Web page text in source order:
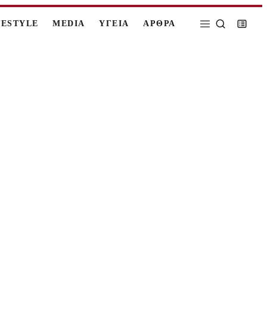
MEDIA ΥΓΕΙΑ ΑΡΘΡΑ